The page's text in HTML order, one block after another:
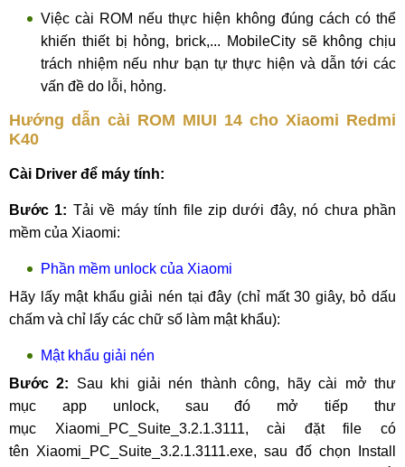
Việc cài ROM nếu thực hiện không đúng cách có thể
khiến thiết bị hỏng, brick,... MobileCity sẽ không chịu
trách nhiệm nếu như bạn tự thực hiện và dẫn tới các
vấn đề do lỗi, hỏng.
Hướng dẫn cài ROM MIUI 14 cho Xiaomi Redmi
K40
Cài Driver để máy tính:
Bước 1: Tải về máy tính file zip dưới đây, nó chưa phần
mềm của Xiaomi:
Phần mềm unlock của Xiaomi
Hãy lấy mật khẩu giải nén tại đây (chỉ mất 30 giây, bỏ dấu
chấm và chỉ lấy các chữ số làm mật khẩu):
Mật khẩu giải nén
Bước 2: Sau khi giải nén thành công, hãy cài mở thư
mục app unlock, sau đó mở tiếp thư
mục Xiaomi_PC_Suite_3.2.1.3111, cài đặt file có
tên Xiaomi_PC_Suite_3.2.1.3111.exe, sau đố chọn Install